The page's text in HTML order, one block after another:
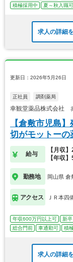
積極採用中
夏～秋入職可
求人の詳細
更新日：2026年5月26日
正社員 調剤薬局
幸観堂薬品株式会社
【倉敷市児島
切がモットーの
給与
【月収
【年収
勤務地 岡山県 倉
アクセス ＪＲ本四
年収600万円以上可 新
総合門前
車通勤可 積
求人の詳細